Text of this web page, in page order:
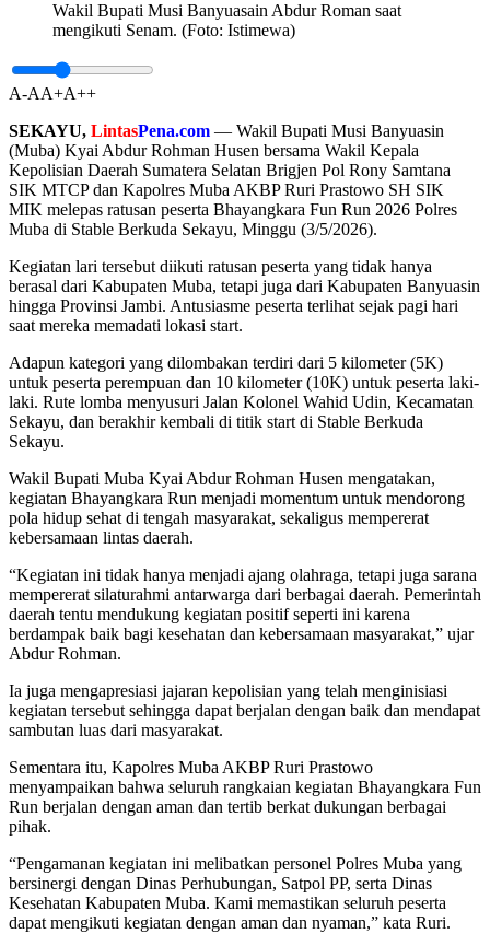
Wakil Bupati Musi Banyuasain Abdur Roman saat
mengikuti Senam. (Foto: Istimewa)
A-AA+A++
SEKAYU, LintasPena.com — Wakil Bupati Musi Banyuasin
(Muba) Kyai Abdur Rohman Husen bersama Wakil Kepala
Kepolisian Daerah Sumatera Selatan Brigjen Pol Rony Samtana
SIK MTCP dan Kapolres Muba AKBP Ruri Prastowo SH SIK
MIK melepas ratusan peserta Bhayangkara Fun Run 2026 Polres
Muba di Stable Berkuda Sekayu, Minggu (3/5/2026).
Kegiatan lari tersebut diikuti ratusan peserta yang tidak hanya
berasal dari Kabupaten Muba, tetapi juga dari Kabupaten Banyuasin
hingga Provinsi Jambi. Antusiasme peserta terlihat sejak pagi hari
saat mereka memadati lokasi start.
Adapun kategori yang dilombakan terdiri dari 5 kilometer (5K)
untuk peserta perempuan dan 10 kilometer (10K) untuk peserta laki-
laki. Rute lomba menyusuri Jalan Kolonel Wahid Udin, Kecamatan
Sekayu, dan berakhir kembali di titik start di Stable Berkuda
Sekayu.
Wakil Bupati Muba Kyai Abdur Rohman Husen mengatakan,
kegiatan Bhayangkara Run menjadi momentum untuk mendorong
pola hidup sehat di tengah masyarakat, sekaligus mempererat
kebersamaan lintas daerah.
“Kegiatan ini tidak hanya menjadi ajang olahraga, tetapi juga sarana
mempererat silaturahmi antarwarga dari berbagai daerah. Pemerintah
daerah tentu mendukung kegiatan positif seperti ini karena
berdampak baik bagi kesehatan dan kebersamaan masyarakat,” ujar
Abdur Rohman.
Ia juga mengapresiasi jajaran kepolisian yang telah menginisiasi
kegiatan tersebut sehingga dapat berjalan dengan baik dan mendapat
sambutan luas dari masyarakat.
Sementara itu, Kapolres Muba AKBP Ruri Prastowo
menyampaikan bahwa seluruh rangkaian kegiatan Bhayangkara Fun
Run berjalan dengan aman dan tertib berkat dukungan berbagai
pihak.
“Pengamanan kegiatan ini melibatkan personel Polres Muba yang
bersinergi dengan Dinas Perhubungan, Satpol PP, serta Dinas
Kesehatan Kabupaten Muba. Kami memastikan seluruh peserta
dapat mengikuti kegiatan dengan aman dan nyaman,” kata Ruri.